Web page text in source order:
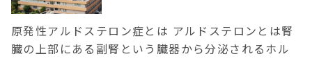
原発性アルドステロン症とは アルドステロンとは腎
臓の上部にある副腎という臓器から分泌されるホル